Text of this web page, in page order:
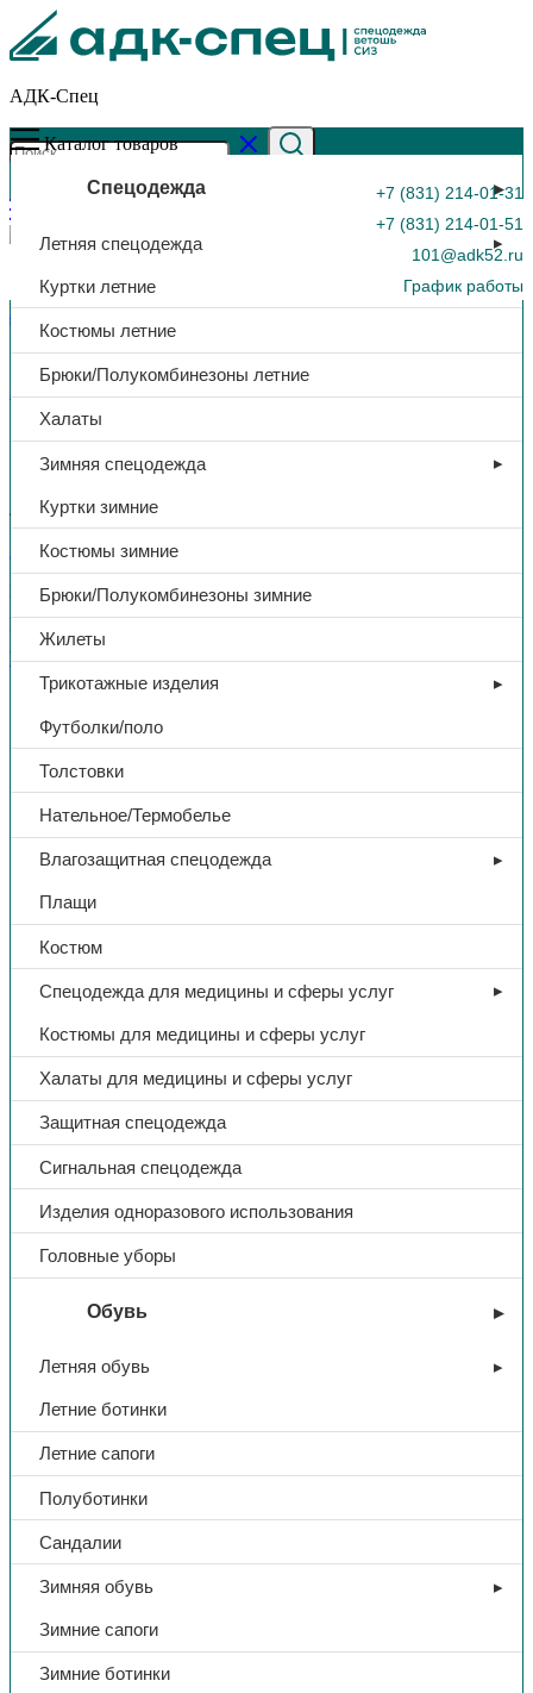
АДК-Спец
+7 (831) 214-01-31
+7 (831) 214-01-51
101@adk52.ru
График работы
0
Каталог товаров
Спецодежда
Летняя спецодежда
Куртки летние
Костюмы летние
Брюки/Полукомбинезоны летние
Халаты
Зимняя спецодежда
Куртки зимние
Костюмы зимние
Брюки/Полукомбинезоны зимние
Жилеты
Трикотажные изделия
Футболки/поло
Толстовки
Нательное/Термобелье
Влагозащитная спецодежда
Плащи
Костюм
Спецодежда для медицины и сферы услуг
Костюмы для медицины и сферы услуг
Халаты для медицины и сферы услуг
Защитная спецодежда
Сигнальная спецодежда
Изделия одноразового использования
Головные уборы
Обувь
Летняя обувь
Летние ботинки
Летние сапоги
Полуботинки
Сандалии
Зимняя обувь
Зимние сапоги
Зимние ботинки
Главная страница»Каталог»Рукавицы х/б, с ПВХ налад.
Защита рук
Рукавицы х/б, с ПВХ налад.
44,00₽
В избранное
Категории:Защита рук,Рукавицы
Поделиться:
Поделиться в Telegram
Поделиться в
Whatsapp
Поделиться в Ok
Поделиться в Vk
Доп. информация
Материал